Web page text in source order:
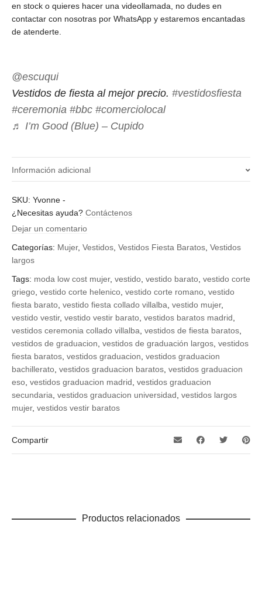
en stock o quieres hacer una videollamada, no dudes en
contactar con nosotras por WhatsApp y estaremos encantadas
de atenderte.
@escuqui
Vestidos de fiesta al mejor precio. #vestidosfiesta
#ceremonia #bbc #comerciolocal
♬ I’m Good (Blue) – Cupido
Información adicional
Color
azul klein, petróleo, rojo
SKU: Yvonne -
¿Necesitas ayuda? Contáctenos
Dejar un comentario
Categorías: Mujer, Vestidos Vestidos Fiesta Baratos Vestidos
largos
Tags: moda low cost mujer, vestido vestido barato vestido corte
griego vestido corte helenico vestido corte romano vestido
fiesta barato vestido fiesta collado villalba vestido mujer,
vestido vestir, vestido vestir barato vestidos baratos madrid
vestidos ceremonia collado villalba vestidos de fiesta baratos
vestidos de graduacion vestidos de graduación largos vestidos
fiesta baratos vestidos graduacion vestidos graduacion
bachillerato vestidos graduacion baratos vestidos graduacion
eso vestidos graduacion madrid vestidos graduacion
secundaria vestidos graduacion universidad vestidos largos
mujer, vestidos vestir baratos
Compartir
Productos relacionados